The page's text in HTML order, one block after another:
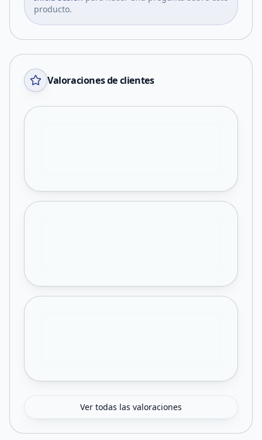
producto.
Valoraciones de clientes
Ver todas las valoraciones